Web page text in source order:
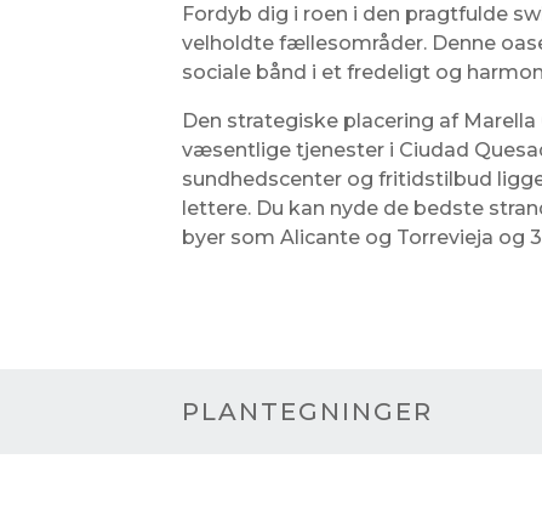
Fordyb dig i roen i den pragtfulde
velholdte fællesområder. Denne
sociale bånd i et fredeligt og
Den strategiske placering af
væsentlige tjenester i Ciudad
sundhedscenter og fritidstilbud
lettere. Du kan nyde de bedste
byer som Alicante og Torrevieja og
PLANTEGNINGER